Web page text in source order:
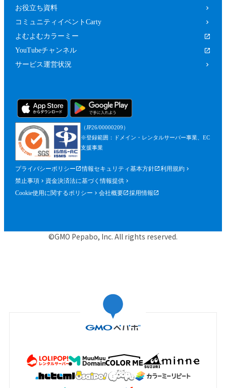
お役立ち資料
コミュニティイベントCarty
よむよむカラーミー
YouTubeチャンネル
サービス運営状況
（JP26/00000209）
※登録範囲：ドメイン・レンタルサーバー事業、EC
支援事業
プライバシーポリシー 情報セキュリティ基本方針
利用規約
禁止事項
資金決済法に基づく情報提供
Cookie使用に関するポリシー
会社概要 採用情報
©GMO Pepabo, Inc. All rights reserved.